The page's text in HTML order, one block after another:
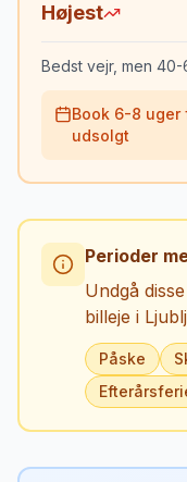
Højest
Bedst vejr, men
Book 6-8
udsolgt
Perioder
Undgå
billeje i
Påske